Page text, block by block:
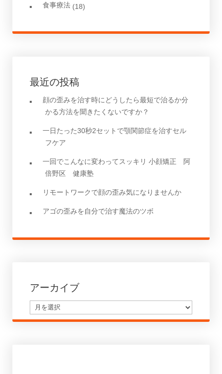
食事療法 (18)
最近の投稿
顔の歪みを治す時にどうしたら最短で治るか分
かる方法を聞きたくないですか？
一日たった30秒2セットで顎関節症を治すセル
フケア
一回でこんなに変わってスッキリ 小顔矯正 阿
倍野区 健康塾
リモートワークで顔の歪み気になりませんか
アゴの歪みを自分で治す魔法のツボ
アーカイブ
ー